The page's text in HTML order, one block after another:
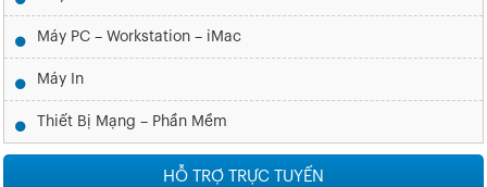
Máy PC – Workstation – iMac
Máy In
Thiết Bị Mạng – Phần Mềm
HỖ TRỢ TRỰC TUYẾN